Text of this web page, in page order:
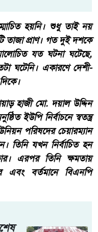
হয়নি। শুধু তাই নয়
তাজা প্রাণ। গত দুই দশকে
যত ঘটনা ঘটেছে,
ঘটেনি। একারণে দেশী-
হাজী মো. দয়াল উদ্দিন
ইউপি নির্বাচনে স্বতন্ত্র
পরিষদের চেয়ারম্যান
তিনি যখন নির্বাচিত হন
এরপর তিনি ক্ষমতায়
এবং বর্তমানে বিএনপি